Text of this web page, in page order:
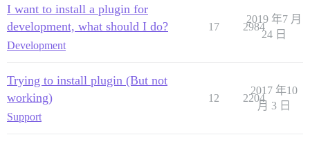
I want to install a plugin for
development, what should I do?
Development
17 2984
2019 年7 月
24 日
Trying to install plugin (But not
working)
Support
12 2204
2017 年10
月 3 日